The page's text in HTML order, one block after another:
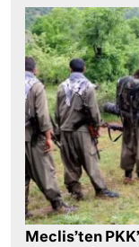
Meclis’ten